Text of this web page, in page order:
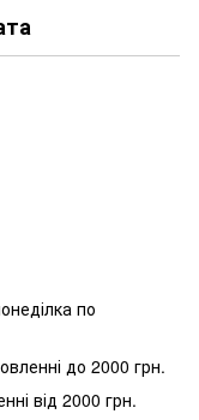
по
до 2000 грн.
від 2000 грн.